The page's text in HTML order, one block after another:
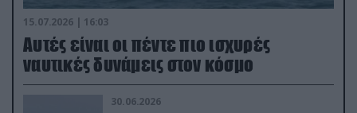
15.07.2026 | 16:03
Aυτές είναι οι πέντε πιο ισχυρές
ναυτικές δυνάμεις στον κόσμο
30.06.2026